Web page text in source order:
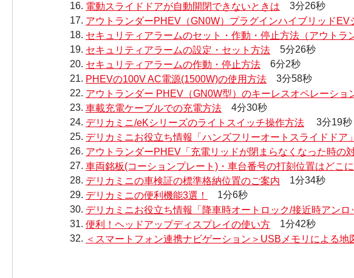
電動スライドドアが自動開閉できないときは 3分26秒
アウトランダーPHEV（GN0W）プラグインハイブリッド
セキュリティアラームのセット・作動・停止方法（アウトラ
セキュリティアラームの設定・セット方法 5分26秒
セキュリティアラームの作動・停止方法 6分2秒
PHEVの100V AC電源(1500W)の使用方法 3分58秒
アウトランダー PHEV（GN0W型）のキーレスオペレーショ
車載充電ケーブルでの充電方法 4分30秒
デリカミニ/eKシリーズのライトスイッチ操作方法 3分19秒
デリカミニお役立ち情報「ハンズフリーオートスライドドア」
アウトランダーPHEV「充電リッドが閉まらなくなった時の対
車両銘板(コーションプレート)・車台番号の打刻位置はどこ
デリカミニの車検証の標準格納位置のご案内 1分34秒
デリカミニの便利機能3選！
1分6秒
デリカミニお役立ち情報「降車時オートロック/接近時アンロ
便利！ヘッドアップディスプレイの使い方 1分42秒
＜スマートフォン連携ナビゲーション＞USBメモリによる地